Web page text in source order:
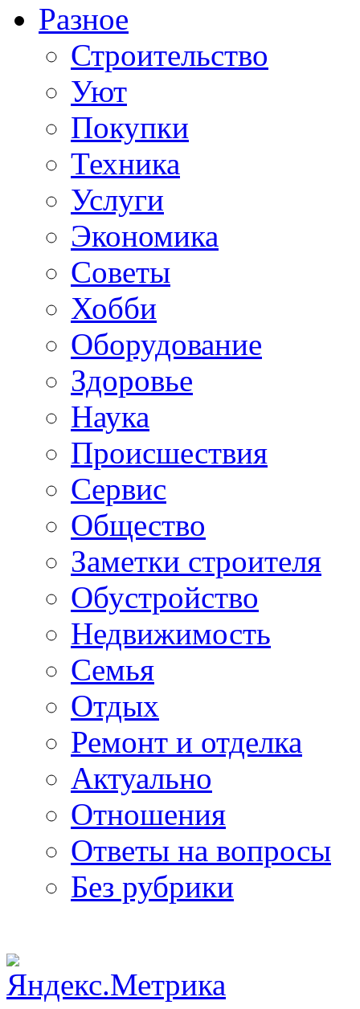
Разное
Строительство
Уют
Покупки
Техника
Услуги
Экономика
Советы
Хобби
Oборудование
Здоровье
Наука
Происшествия
Сервис
Общество
Заметки строителя
Обустройство
Недвижимость
Семья
Отдых
Ремонт и отделка
Актуально
Отношения
Ответы на вопросы
Без рубрики